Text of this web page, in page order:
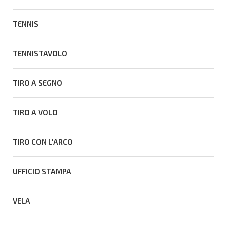
TENNIS
TENNISTAVOLO
TIRO A SEGNO
TIRO A VOLO
TIRO CON L'ARCO
UFFICIO STAMPA
VELA